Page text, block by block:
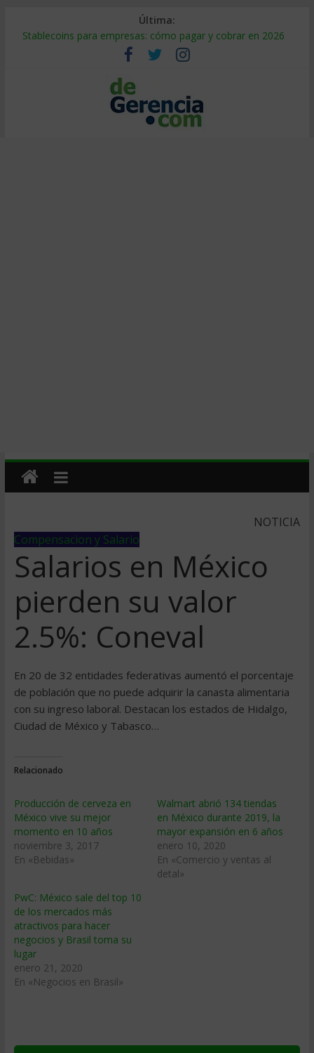
Última:
Stablecoins para empresas: cómo pagar y cobrar en 2026
Despido silencioso: qué es y por qué sale tan caro
IA en selección de personal: cómo auditarla a tiempo
Trabajo forzoso en la cadena de suministro: qué hacer
Mercado hispano de EE. UU.: cómo segmentarlo y venderle
NOTICIA
Compensacion y Salario
Salarios en México
pierden su valor
2.5%: Coneval
En 20 de 32 entidades federativas aumentó el porcentaje
de población que no puede adquirir la canasta alimentaria
con su ingreso laboral. Destacan los estados de Hidalgo,
Ciudad de México y Tabasco…
Relacionado
Producción de cerveza en
México vive su mejor
momento en 10 años
noviembre 3, 2017
En «Bebidas»
Walmart abrió 134 tiendas
en México durante 2019, la
mayor expansión en 6 años
enero 10, 2020
En «Comercio y ventas al
detal»
PwC: México sale del top 10
de los mercados más
atractivos para hacer
negocios y Brasil toma su
lugar
enero 21, 2020
En «Negocios en Brasil»